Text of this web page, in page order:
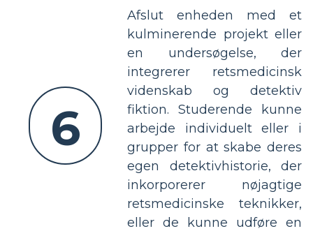
6
Afslut enheden med et
kulminerende projekt eller
en undersøgelse, der
integrerer retsmedicinsk
videnskab og detektiv
fiktion. Studerende kunne
arbejde individuelt eller i
grupper for at skabe deres
egen detektivhistorie, der
inkorporerer nøjagtige
retsmedicinske teknikker,
eller de kunne udføre en